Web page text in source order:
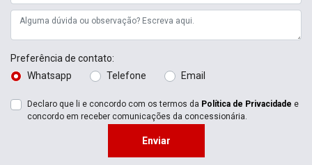
Preferência de contato:
Whatsapp
Telefone Email
Declaro que li e concordo com os termos da Política de Privacidade e
concordo em receber comunicações da concessionária.
Enviar